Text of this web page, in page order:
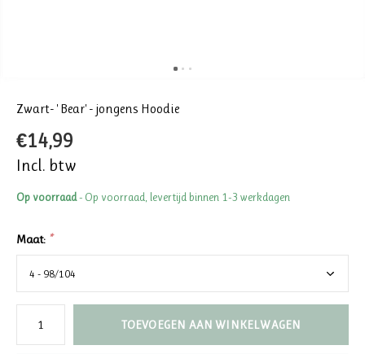
Zwart- ' Bear' - jongens Hoodie
€14,99
Incl. btw
Op voorraad- Op voorraad, levertijd binnen 1-3 werkdagen
Maat: *
TOEVOEGEN AAN WINKELWAGEN